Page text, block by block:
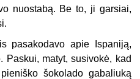
nuostabą. Be to, ji garsiai,
pasakodavo apie Ispaniją,
Paskui, matyt, susivokė, kad
šokolado gabaliuką